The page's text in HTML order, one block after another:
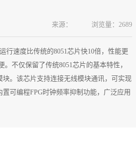
来源： 浏览量：2689
行速度比传统的8051芯片快10倍，性能更
不仅保留了传统8051芯片的基本特性，
块。该芯片支持连接无线模块通讯，可实现
可编程FPG时钟频率抑制功能，广泛应用